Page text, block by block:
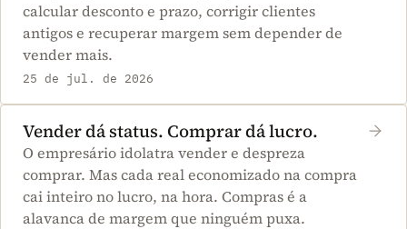
calcular desconto e prazo, corrigir clientes
antigos e recuperar margem sem depender de
vender mais.
25 de jul. de 2026
Vender dá status. Comprar dá lucro.
O empresário idolatra vender e despreza
comprar. Mas cada real economizado na compra
cai inteiro no lucro, na hora. Compras é a
alavanca de margem que ninguém puxa.